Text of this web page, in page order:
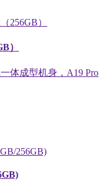
）
体成型机身，A19 Pro